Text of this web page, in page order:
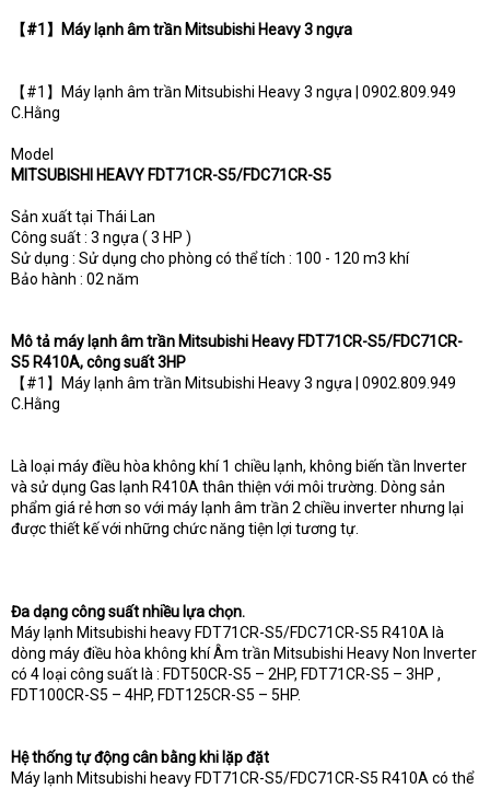
【#1】Máy lạnh âm trần Mitsubishi Heavy 3 ngựa
【#1】Máy lạnh âm trần Mitsubishi Heavy 3 ngựa | 0902.809.949
C.Hằng
Model
MITSUBISHI HEAVY FDT71CR-S5/FDC71CR-S5
Sản xuất tại Thái Lan
Công suất : 3 ngựa ( 3 HP )
Sử dụng : Sử dụng cho phòng có thể tích : 100 - 120 m3 khí
Bảo hành : 02 năm
Mô tả máy lạnh âm trần Mitsubishi Heavy FDT71CR-S5/FDC71CR-
S5 R410A, công suất 3HP
【#1】Máy lạnh âm trần Mitsubishi Heavy 3 ngựa | 0902.809.949
C.Hằng
Là loại máy điều hòa không khí 1 chiều lạnh, không biến tần Inverter
và sử dụng Gas lạnh R410A thân thiện với môi trường. Dòng sản
phẩm giá rẻ hơn so với máy lạnh âm trần 2 chiều inverter nhưng lại
được thiết kế với những chức năng tiện lợi tương tự.
Đa dạng công suất nhiều lựa chọn.
Máy lạnh Mitsubishi heavy FDT71CR-S5/FDC71CR-S5 R410A là
dòng máy điều hòa không khí Âm trần Mitsubishi Heavy Non Inverter
có 4 loại công suất là : FDT50CR-S5 – 2HP, FDT71CR-S5 – 3HP ,
FDT100CR-S5 – 4HP, FDT125CR-S5 – 5HP.
Hệ thống tự động cân bằng khi lặp đặt
Máy lạnh Mitsubishi heavy FDT71CR-S5/FDC71CR-S5 R410A có thể